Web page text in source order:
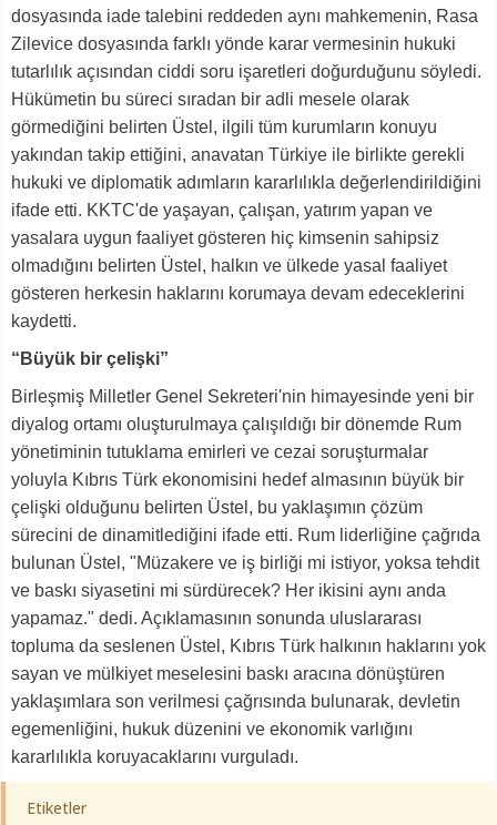
dosyasında iade talebini reddeden aynı mahkemenin, Rasa
Zilevice dosyasında farklı yönde karar vermesinin hukuki
tutarlılık açısından ciddi soru işaretleri doğurduğunu söyledi.
Hükümetin bu süreci sıradan bir adli mesele olarak
görmediğini belirten Üstel, ilgili tüm kurumların konuyu
yakından takip ettiğini, anavatan Türkiye ile birlikte gerekli
hukuki ve diplomatik adımların kararlılıkla değerlendirildiğini
ifade etti. KKTC'de yaşayan, çalışan, yatırım yapan ve
yasalara uygun faaliyet gösteren hiç kimsenin sahipsiz
olmadığını belirten Üstel, halkın ve ülkede yasal faaliyet
gösteren herkesin haklarını korumaya devam edeceklerini
kaydetti.
“Büyük bir çelişki”
Birleşmiş Milletler Genel Sekreteri'nin himayesinde yeni bir
diyalog ortamı oluşturulmaya çalışıldığı bir dönemde Rum
yönetiminin tutuklama emirleri ve cezai soruşturmalar
yoluyla Kıbrıs Türk ekonomisini hedef almasının büyük bir
çelişki olduğunu belirten Üstel, bu yaklaşımın çözüm
sürecini de dinamitlediğini ifade etti. Rum liderliğine çağrıda
bulunan Üstel, "Müzakere ve iş birliği mi istiyor, yoksa tehdit
ve baskı siyasetini mi sürdürecek? Her ikisini aynı anda
yapamaz." dedi. Açıklamasının sonunda uluslararası
topluma da seslenen Üstel, Kıbrıs Türk halkının haklarını yok
sayan ve mülkiyet meselesini baskı aracına dönüştüren
yaklaşımlara son verilmesi çağrısında bulunarak, devletin
egemenliğini, hukuk düzenini ve ekonomik varlığını
kararlılıkla koruyacaklarını vurguladı.
Etiketler